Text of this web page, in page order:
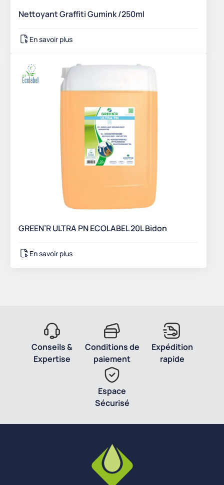
Nettoyant Graffiti Gumink /250ml
En savoir plus
GREEN’R ULTRA PN ECOLABEL 20L Bidon
En savoir plus
Conseils &
Expertise
Conditions de
paiement
Expédition
rapide
Espace
Sécurisé